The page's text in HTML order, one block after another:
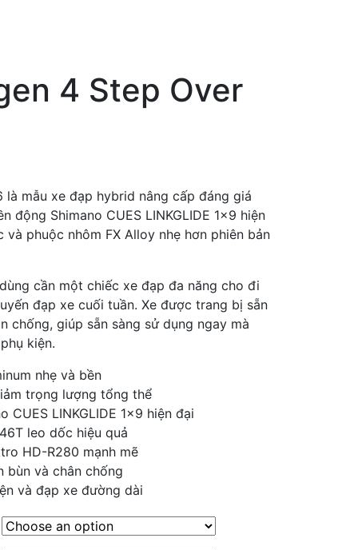
4 Step Over
là mẫu xe đạp hybrid nâng cấp đáng giá
động Shimano CUES LINKGLIDE 1×9 hiện
phuộc nhôm FX Alloy nhẹ hơn phiên bản
cần một chiếc xe đạp đa năng cho đi
đạp xe cuối tuần. Xe được trang bị sẵn
chống, giúp sẵn sàng sử dụng ngay mà
kiện.
nhẹ và bền
trọng lượng tổng thể
LINKGLIDE 1×9 hiện đại
leo dốc hiệu quả
HD-R280 mạnh mẽ
và chân chống
và đạp xe đường dài